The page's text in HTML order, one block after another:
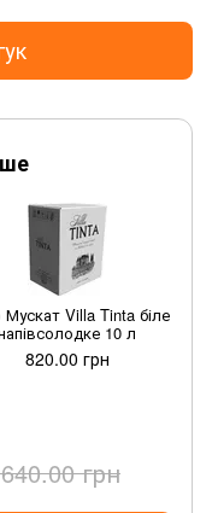
Villa Tinta біле
10 л
820.00 грн
грн